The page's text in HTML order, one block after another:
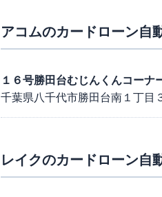
アコムのカードローン自
１６号勝田台むじんくんコーナ
千葉県八千代市勝田台南１丁目
レイクのカードローン自